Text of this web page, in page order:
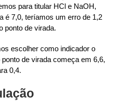
para titular HCl e NaOH,
é 7,0, teríamos um erro de 1,2
ponto de virada.
escolher como indicador o
de virada começa em 6,6,
0,4.